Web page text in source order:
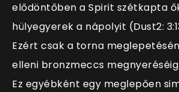
elődöntőben a Spirit szétkapta
hülyegyerek a nápolyit (Dust2:
Ezért csak a torna
elleni bronzmeccs
Ez egyébként egy meglepően